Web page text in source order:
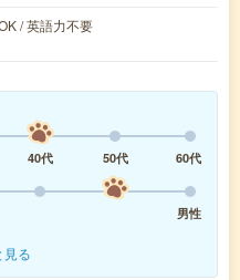
/ 英語力不要
40代 50代
60代
男性
見る